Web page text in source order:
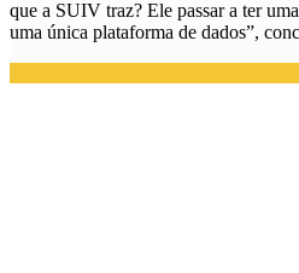
que a SUIV traz? Ele passar a ter
uma única plataforma de dados”,